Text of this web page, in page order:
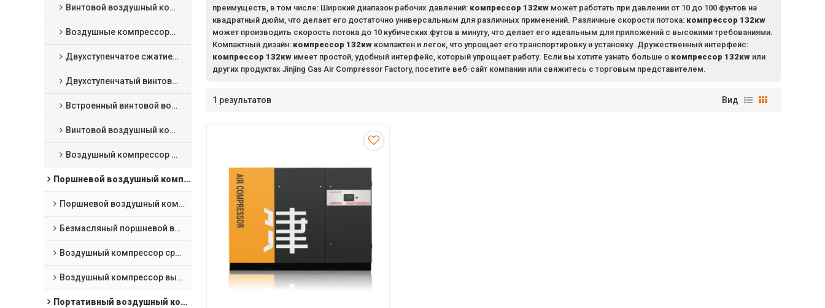
Винтовой воздушный компрессор низкого давления
Воздушные компрессоры среднего давления
Двухступенчатое сжатие фиксированная скорость винтовой воздушный компрессор
Двухступенчатый винтовой воздушный компрессор с постоянным магнитом VSD
Встроенный винтовой воздушный компрессор 4 в 1
Винтовой воздушный компрессор с лазерной резкой
Воздушный компрессор VSD с постоянным магнитом масляного охлаждения
Поршневой воздушный компрессор
Поршневой воздушный компрессор
Безмасляный поршневой воздушный компрессор
Воздушный компрессор среднего давления
Воздушный компрессор высокого давления
Портативный воздушный компрессор и горнодобывающее оборудование
преимуществ, в том числе: Широкий диапазон рабочих давлений: компрессор 132кw может работать при давлении от 10 до 100 фунтов на
квадратный дюйм, что делает его достаточно универсальным для различных применений. Различные скорости потока: компрессор 132кw
может производить скорость потока до 10 кубических футов в минуту, что делает его идеальным для приложений с высокими требованиями.
Компактный дизайн: компрессор 132кw компактен и легок, что упрощает его транспортировку и установку. Дружественный интерфейс:
компрессор 132кw имеет простой, удобный интерфейс, который упрощает работу. Если вы хотите узнать больше о компрессор 132кw или
других продуктах Jinjing Gas Air Compressor Factory, посетите веб-сайт компании или свяжитесь с торговым представителем.
1 результатов Вид